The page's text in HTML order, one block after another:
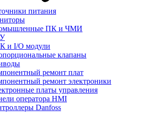
питания
ПК и ЧМИ
и I/O модули
клапаны
ремонт плат
ремонт электроники
платы управления
оператора HMI
Danfoss